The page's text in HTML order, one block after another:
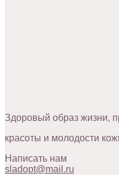
Здоровый образ жизни,
красоты и молодости
Написать нам
sladopt@mail.ru